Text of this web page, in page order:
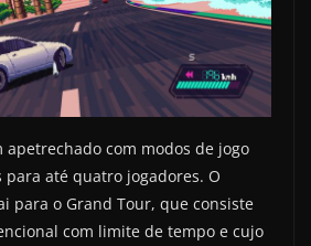
apetrechado com modos de jogo
até quatro jogadores. O
para o Grand Tour, que consiste
com limite de tempo e cujo